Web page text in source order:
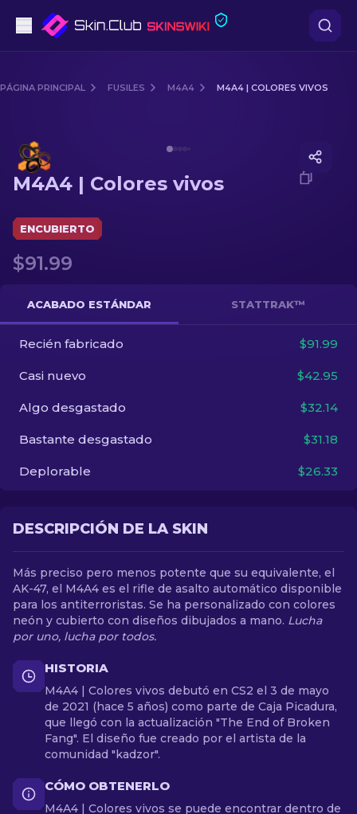
Fusiles de Francotirador
Cuchillos
Guantes
Cajas
Otro
PÁGINA PRINCIPAL FUSILES M4A4 M4A4 | COLORES VIVOS
M4A4 | Colores vivos
ENCUBIERTO
$91.99
ACABADO ESTÁNDAR STATTRAK™
Recién fabricado $91.99
Casi nuevo $42.95
Algo desgastado $32.14
Bastante desgastado $31.18
Deplorable $26.33
DESCRIPCIÓN DE LA SKIN
Más preciso pero menos potente que su equivalente, el
AK-47, el M4A4 es el rifle de asalto automático disponible
para los antiterroristas. Se ha personalizado con colores
neón y cubierto con diseños dibujados a mano. Lucha
por uno, lucha por todos.
HISTORIA
M4A4 | Colores vivos debutó en CS2 el 3 de mayo
de 2021 (hace 5 años) como parte de Caja Picadura,
que llegó con la actualización "The End of Broken
Fang". El diseño fue creado por el artista de la
comunidad "kadzor".
CÓMO OBTENERLO
M4A4 | Colores vivos se puede encontrar dentro de